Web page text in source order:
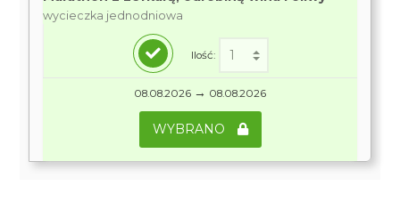
wycieczka jednodniowa
Ilość:
08.08.2026 → 08.08.2026
WYBRANO